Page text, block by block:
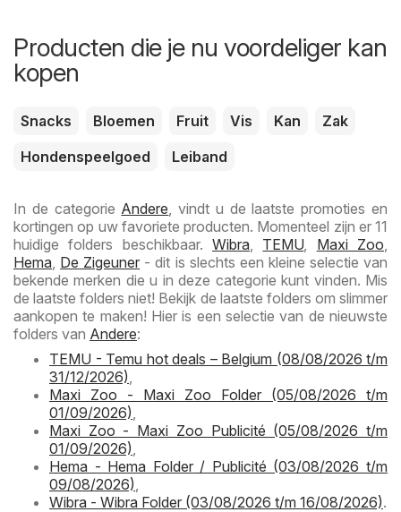
Producten die je nu voordeliger kan
kopen
Snacks Bloemen Fruit Vis Kan
Zak
Hondenspeelgoed
Leiband
In de categorie Andere , vindt u de laatste promoties en
kortingen op uw favoriete producten. Momenteel zijn er 11
huidige folders beschikbaar. Wibra TEMU, Maxi Zoo
Hema De Zigeuner - dit is slechts een kleine selectie van
bekende merken die u in deze categorie kunt vinden. Mis
de laatste folders niet! Bekijk de laatste folders om slimmer
aankopen te maken! Hier is een selectie van de nieuwste
folders van Andere:
TEMU - Temu hot deals – Belgium (08/08/2026 t/m
31/12/2026)
Maxi Zoo - Maxi Zoo Folder (05/08/2026 t/m
01/09/2026)
Maxi Zoo - Maxi Zoo Publicité (05/08/2026 t/m
01/09/2026)
Hema - Hema Folder / Publicité (03/08/2026 t/m
09/08/2026)
Wibra - Wibra Folder (03/08/2026 t/m 16/08/2026).